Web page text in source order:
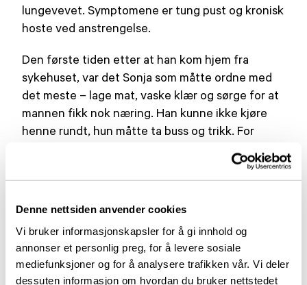
Denne nettsiden anvender cookies
Vi bruker informasjonskapsler for å gi innhold og
annonser et personlig preg, for å levere sosiale
mediefunksjoner og for å analysere trafikken vår. Vi deler
dessuten informasjon om hvordan du bruker nettstedet
lungevevet. Symptomene er tung pust og kronisk
hoste ved anstrengelse.
Den første tiden etter at han kom hjem fra
sykehuset, var det Sonja som måtte ordne med
det meste – lage mat, vaske klær og sørge for at
mannen fikk nok næring. Han kunne ikke kjøre
henne rundt, hun måtte ta buss og trikk. For
vært sprekere enn folk flest hele livet, deltatt i
skirenn og løp. I dag sliter han med å komme seg
– Vi har imidlertid alltid støttet hverandre, men
nå er jeg bekymret for fremtiden. Hva kommer til
å skje hvis han blir enda dårligere, og hvis jeg blir